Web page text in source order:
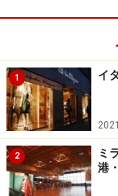
1 イ
2
ミ
港